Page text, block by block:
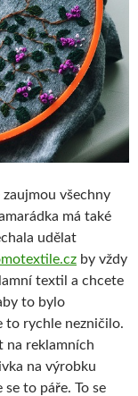
všechny
má také
udělat
by vždy
textil a chcete
to bylo
to rychle nezničilo.
na reklamních
na výrobku
to páře. To se